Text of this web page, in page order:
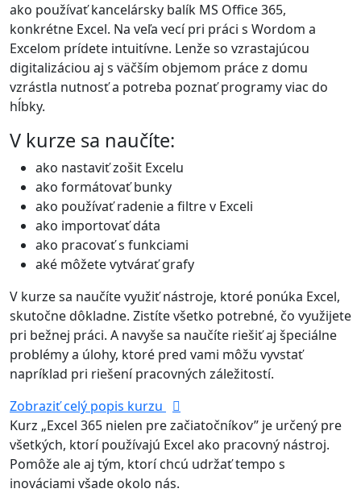
ako používať kancelársky balík MS Office 365,
konkrétne Excel. Na veľa vecí pri práci s Wordom a
Excelom prídete intuitívne. Lenže so vzrastajúcou
digitalizáciou aj s väčším objemom práce z domu
vzrástla nutnosť a potreba poznať programy viac do
hĺbky.
V kurze sa naučíte:
ako nastaviť zošit Excelu
ako formátovať bunky
ako používať radenie a filtre v Exceli
ako importovať dáta
ako pracovať s funkciami
aké môžete vytvárať grafy
V kurze sa naučíte využiť nástroje, ktoré ponúka Excel,
skutočne dôkladne. Zistíte všetko potrebné, čo využijete
pri bežnej práci. A navyše sa naučíte riešiť aj špeciálne
problémy a úlohy, ktoré pred vami môžu vyvstať
napríklad pri riešení pracovných záležitostí.
Zobraziť celý popis kurzu
Kurz „Excel 365 nielen pre začiatočníkov” je určený pre
všetkých, ktorí používajú Excel ako pracovný nástroj.
Pomôže ale aj tým, ktorí chcú udržať tempo s
inováciami všade okolo nás.